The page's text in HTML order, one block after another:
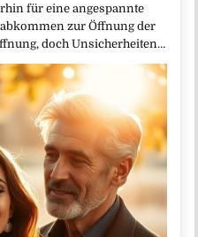
für eine angespannte
zur Öffnung der
doch Unsicherheiten…